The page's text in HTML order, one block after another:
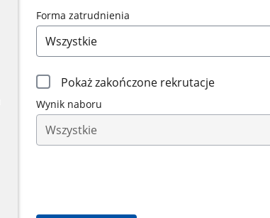
Forma zatrudnienia
Filtrowanie
wyników
naboru
Pokaż zakończone rekrutacje
Wynik naboru